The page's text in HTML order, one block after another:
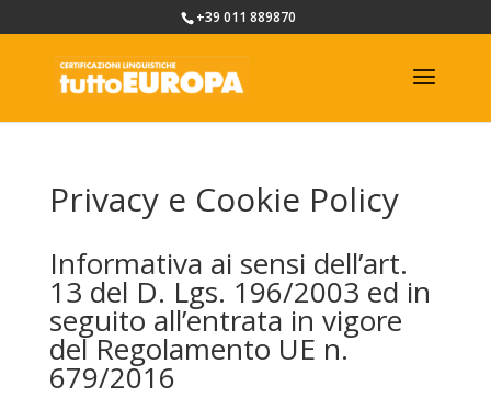
+39 011 889870
Privacy e Cookie Policy
Informativa ai sensi dell’art.
13 del D. Lgs. 196/2003 ed in
seguito all’entrata in vigore
del Regolamento UE n.
679/2016